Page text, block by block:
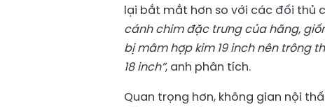
lại bắt mắt hơn so với các đối thủ
cánh chim đặc trưng của hãng,
bị mâm hợp kim 19 inchnên trông
18 inch”, anh phân tích.
Quan trọng hơn, không gian nội